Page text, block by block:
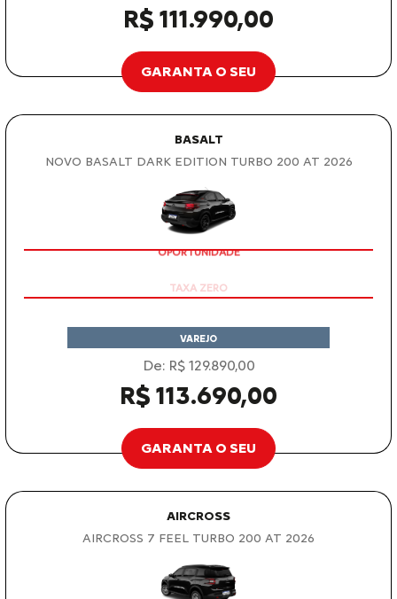
R$ 111.990,00
GARANTA O SEU
BASALT
NOVO BASALT DARK EDITION TURBO 200 AT 2026
OPORTUNIDADE
VAREJO
De: R$ 129.890,00
R$ 113.690,00
GARANTA O SEU
AIRCROSS
AIRCROSS 7 FEEL TURBO 200 AT 2026